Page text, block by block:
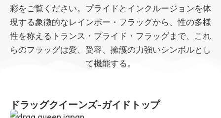
彩をご覧ください。プライドとインクルージョンを体
現する象徴的なレインボー・フラッグから、性の多様
性を称えるトランス・プライド・フラッグまで、これ
らのフラッグは愛、受容、擁護の力強いシンボルとし
て機能する。
ドラッグクイーンズ-ガイドトップ